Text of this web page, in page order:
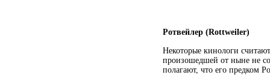
Ротвейлер (Rottweiler)
Некоторые кинологи
произошедшей от ныне не
полагают, что его предком